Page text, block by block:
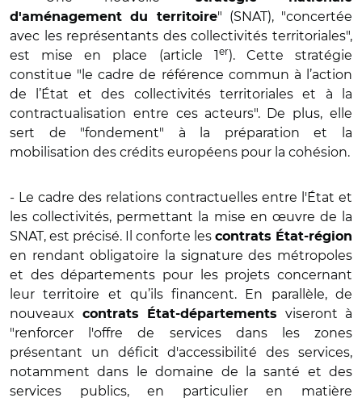
d'aménagement du territoire" (SNAT), "concertée
avec les représentants des collectivités territoriales",
est mise en place (article 1 er). Cette stratégie
constitue "le cadre de référence commun à l’action
de l’État et des collectivités territoriales et à la
contractualisation entre ces acteurs". De plus, elle
sert de "fondement" à la préparation et la
mobilisation des crédits européens pour la cohésion.
- Le cadre des relations contractuelles entre l'État et
les collectivités, permettant la mise en œuvre de la
SNAT, est précisé. Il conforte les contrats État-région
en rendant obligatoire la signature des métropoles
et des départements pour les projets concernant
leur territoire et qu’ils financent. En parallèle, de
nouveaux
contrats État-départements
viseront à
"renforcer l'offre de services dans les zones
présentant un déficit d'accessibilité des services,
notamment dans le domaine de la santé et des
services publics, en particulier en matière